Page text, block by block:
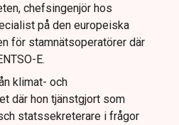
chefsingenjör hos
på den europeiska
för stamnätsoperatörer där
E.
klimat- och
där hon tjänstgjort som
statssekreterare i frågor